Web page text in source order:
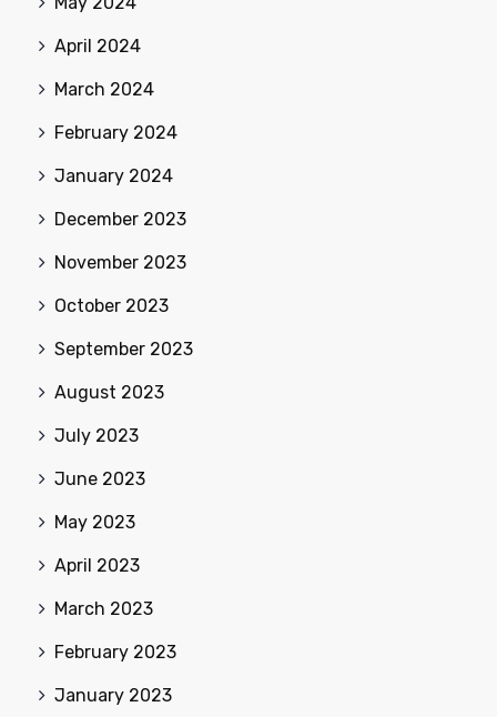
April 2024
March 2024
February 2024
January 2024
December 2023
November 2023
October 2023
September 2023
August 2023
July 2023
June 2023
May 2023
April 2023
March 2023
February 2023
January 2023